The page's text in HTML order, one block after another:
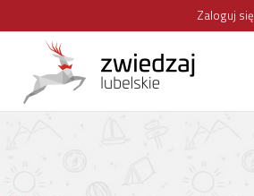
Zaloguj się